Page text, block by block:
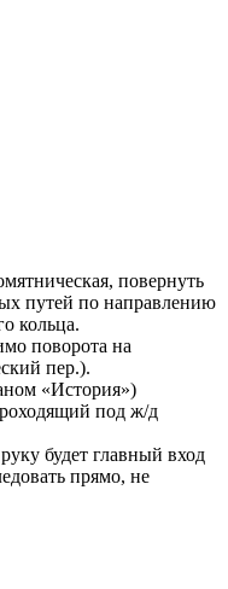
повернуть
путей по направлению
кольца.
поворота на
пер.).
«История»)
под ж/д
будет главный вход
прямо, не